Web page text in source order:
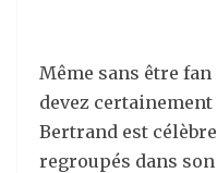
Même sans être
devez
Bertrand est
regroupés dans